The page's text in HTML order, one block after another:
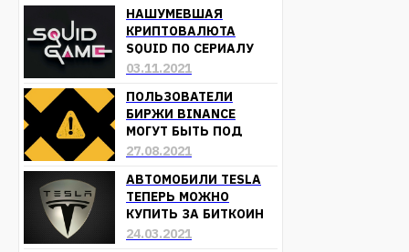
НАШУМЕВШАЯ
КРИПТОВАЛЮТА
SQUID ПО СЕРИАЛУ
«ИГРА В КАЛЬМАРА»
03.11.2021
ПОЛЬЗОВАТЕЛИ
БИРЖИ BINANCE
МОГУТ БЫТЬ ПОД
УГРОЗОЙ ПОТЕРИ
27.08.2021
АВТОМОБИЛИ TESLA
ТЕПЕРЬ МОЖНО
КУПИТЬ ЗА БИТКОИН
24.03.2021